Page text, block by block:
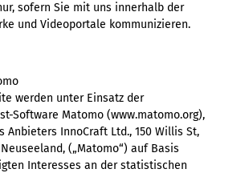
sofern Sie mit uns innerhalb der
und Videoportale kommunizieren.
werden unter Einsatz der
Software Matomo (www.matomo.org),
Anbieters InnoCraft Ltd., 150 Willis St,
(„Matomo“) auf Basis
Interesses an der statistischen